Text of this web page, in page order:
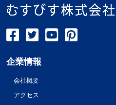
企業情報
会社概要
アクセス